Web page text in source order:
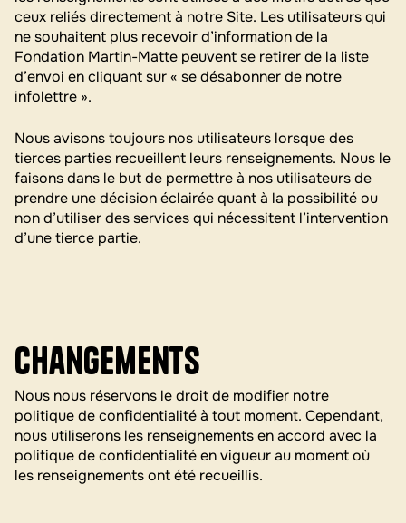
ceux reliés directement à notre Site. Les utilisateurs qui
ne souhaitent plus recevoir d’information de la
Fondation Martin-Matte peuvent se retirer de la liste
d’envoi en cliquant sur « se désabonner de notre
infolettre ».
Nous avisons toujours nos utilisateurs lorsque des
tierces parties recueillent leurs renseignements. Nous le
faisons dans le but de permettre à nos utilisateurs de
prendre une décision éclairée quant à la possibilité ou
non d’utiliser des services qui nécessitent l’intervention
d’une tierce partie.
Changements
Nous nous réservons le droit de modifier notre
politique de confidentialité à tout moment. Cependant,
nous utiliserons les renseignements en accord avec la
politique de confidentialité en vigueur au moment où
les renseignements ont été recueillis.